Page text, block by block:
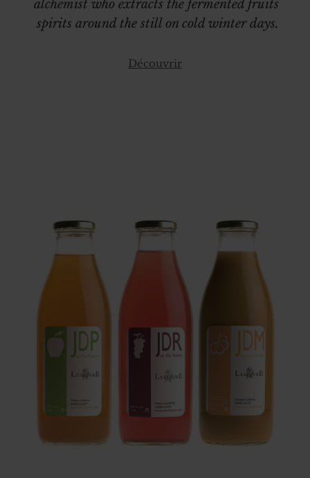
alchemist who extracts the fermented fruits
spirits around the still on cold winter days.
Découvrir